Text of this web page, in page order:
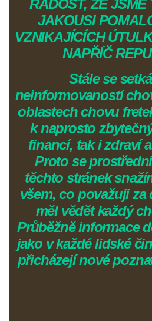
RADOST, ŽE JSME
JAKOUSI
VZNIKAJÍCÍCH
NAPŘÍČ
Stále se
neinformovaností
oblastech chovu
k naprosto
financí, tak i zdraví
Proto se
těchto stránek
všem, co považuji za
měl vědět každý
Průběžně informace
jako v každé lidské
přicházejí nové